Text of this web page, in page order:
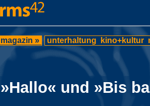
magazin » unterhaltung kino+kultur
»Hallo« und »Bis